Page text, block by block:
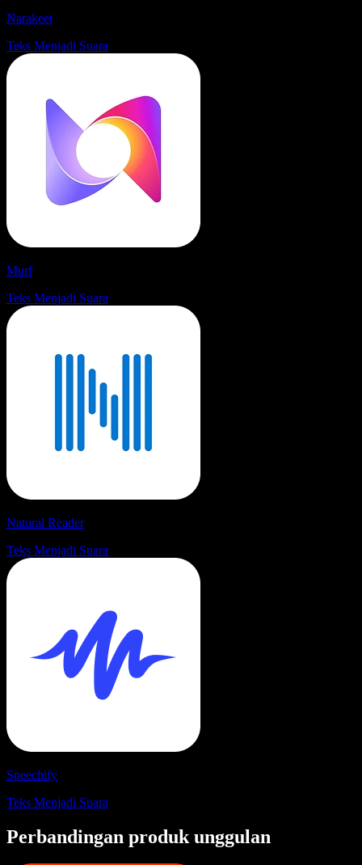
Narakeet
Teks Menjadi Suara
Murf
Teks Menjadi Suara
Natural Reader
Teks Menjadi Suara
Speechify
Teks Menjadi Suara
Perbandingan produk unggulan